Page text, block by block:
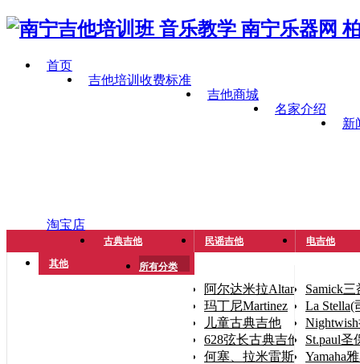
首页
吉他培训收费标准
吉他商城
名家介绍
新
淘宝店
古典吉他 民谣吉他
电吉他
其他
所有分类
阿尔达米拉Altamira
玛丁尼Martinez
儿童古典吉他
628弦长古典吉他（手小人
何塞、拉米雷斯José
Samick
La
St.paul圣
Yamaha